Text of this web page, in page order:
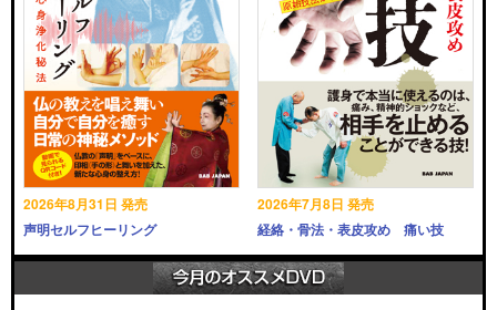
2026年8月31日 発売
声明セルフヒーリング
2026年7月8日 発売
経絡・骨法・表皮攻め 痛い技